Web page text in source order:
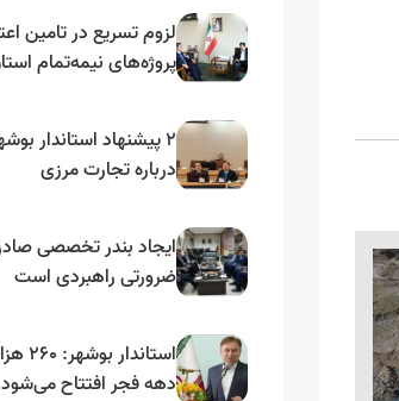
لزوم تسریع در تامین
پروژه‌های نیمه‌تمام
۲ پیشنهاد استاندار
درباره تجارت مرزی
ایجاد بندر تخصصی
ضرورتی راهبردی است
دهه فجر افتتاح می‌شود